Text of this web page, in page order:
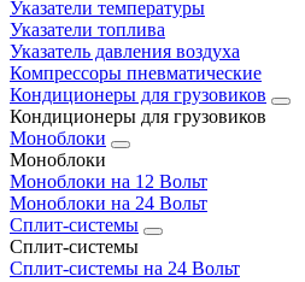
Указатели температуры
Указатели топлива
Указатель давления воздуха
Компрессоры пневматические
Кондиционеры для грузовиков
Кондиционеры для грузовиков
Моноблоки
Моноблоки
Моноблоки на 12 Вольт
Моноблоки на 24 Вольт
Сплит-системы
Сплит-системы
Сплит‑системы на 24 Вольт